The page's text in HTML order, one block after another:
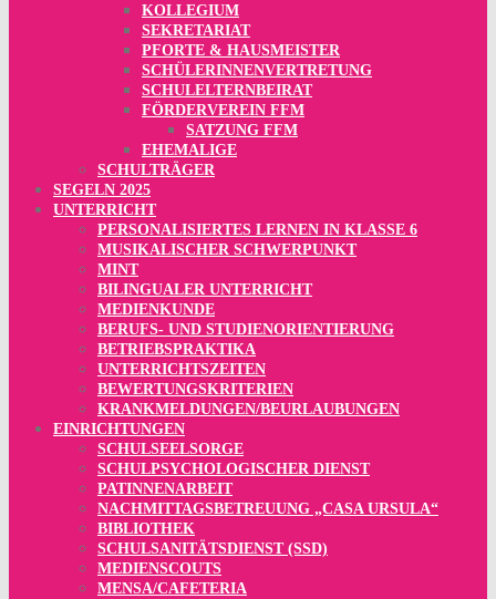
KOLLEGIUM
SEKRETARIAT
PFORTE & HAUSMEISTER
SCHÜLERINNENVERTRETUNG
SCHULELTERNBEIRAT
FÖRDERVEREIN FFM
SATZUNG FFM
EHEMALIGE
SCHULTRÄGER
SEGELN 2025
UNTERRICHT
PERSONALISIERTES LERNEN IN KLASSE 6
MUSIKALISCHER SCHWERPUNKT
MINT
BILINGUALER UNTERRICHT
MEDIENKUNDE
BERUFS- UND STUDIENORIENTIERUNG
BETRIEBSPRAKTIKA
UNTERRICHTSZEITEN
BEWERTUNGSKRITERIEN
KRANKMELDUNGEN/BEURLAUBUNGEN
EINRICHTUNGEN
SCHULSEELSORGE
SCHULPSYCHOLOGISCHER DIENST
PATINNENARBEIT
NACHMITTAGSBETREUUNG „CASA URSULA“
BIBLIOTHEK
SCHULSANITÄTSDIENST (SSD)
MEDIENSCOUTS
MENSA/CAFETERIA